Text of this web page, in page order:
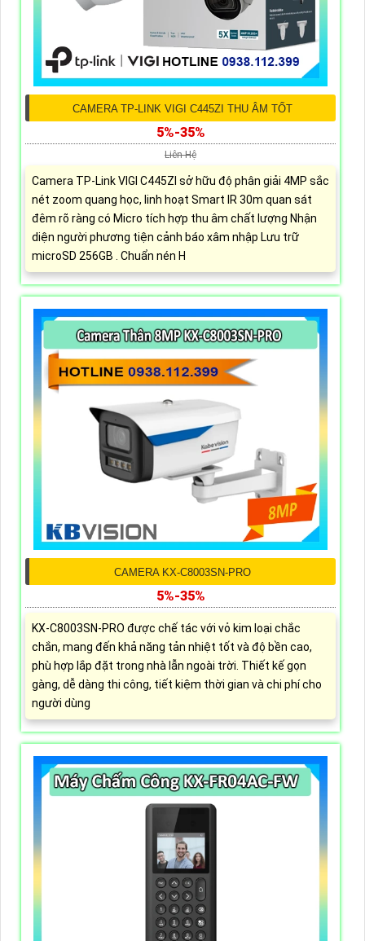
CAMERA TP-LINK VIGI C445ZI THU ÂM TỐT
5%-35%
Liên Hệ
Camera TP-Link VIGI C445ZI sở hữu độ phân giải 4MP sắc
nét zoom quang học, linh hoạt Smart IR 30m quan sát
đêm rõ ràng có Micro tích hợp thu âm chất lượng Nhận
diện người phương tiện cảnh báo xâm nhập Lưu trữ
microSD 256GB . Chuẩn nén H
CAMERA KX-C8003SN-PRO
5%-35%
KX-C8003SN-PRO được chế tác với vỏ kim loại chắc
chắn, mang đến khả năng tản nhiệt tốt và độ bền cao,
phù hợp lắp đặt trong nhà lẫn ngoài trời. Thiết kế gọn
gàng, dễ dàng thi công, tiết kiệm thời gian và chi phí cho
người dùng